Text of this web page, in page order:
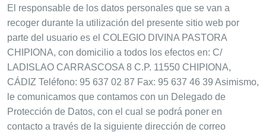
El responsable de los datos personales que se van a
recoger durante la utilización del presente sitio web por
parte del usuario es el COLEGIO DIVINA PASTORA
CHIPIONA, con domicilio a todos los efectos en: C/
LADISLAO CARRASCOSA 8 C.P. 11550 CHIPIONA,
CÁDIZ Teléfono: 95 637 02 87 Fax: 95 637 46 39 Asimismo,
le comunicamos que contamos con un Delegado de
Protección de Datos, con el cual se podrá poner en
contacto a través de la siguiente dirección de correo